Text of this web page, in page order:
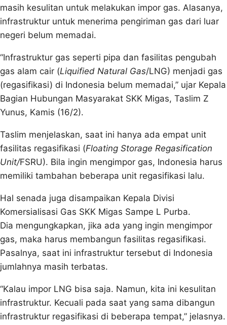
masih kesulitan untuk melakukan impor gas. Alasanya,
infrastruktur untuk menerima pengiriman gas dari luar
negeri belum memadai.
“Infrastruktur gas seperti pipa dan fasilitas pengubah
gas alam cair (Liquified Natural Gas/LNG) menjadi gas
(regasifikasi) di Indonesia belum memadai,” ujar Kepala
Bagian Hubungan Masyarakat SKK Migas, Taslim Z
Yunus, Kamis (16/2).
Taslim menjelaskan, saat ini hanya ‎ada empat unit
fasilitas regasifikasi (Floating Storage Regasification
Unit/FSRU). Bila ingin mengimpor gas, Indonesia harus
memiliki tambahan beberapa unit regasifikasi lalu.
Hal senada juga disampaikan Kepala Divisi
Komersialisasi Gas SKK Migas Sampe L Purba.
Dia mengungkapkan, jika ada yang ingin mengimpor
gas, maka harus membangun fasilitas regasifikasi.
Pasalnya, saat ini infrastruktur tersebut di Indonesia
jumlahnya masih terbatas.
“Kalau impor LNG bisa saja. Namun, kita ini kesulitan
infrastruktur. Kecuali pada saat yang sama dibangun
infrastruktur regasifikasi di beberapa tempat,” jelasnya.